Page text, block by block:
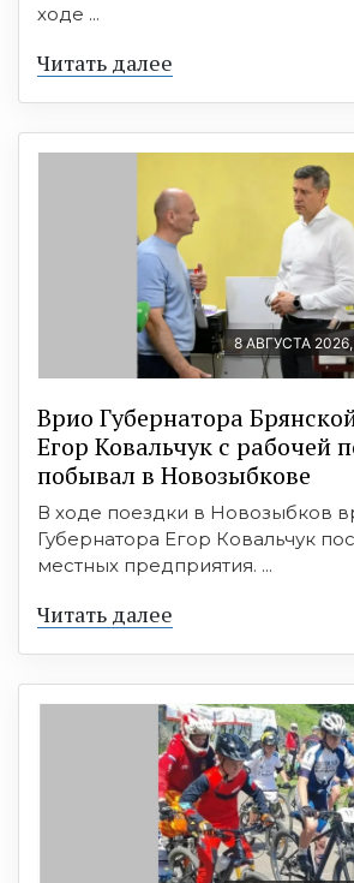
ходе ...
Читать далее
8 АВГУСТА
Врио Губернатора
Егор Ковальчук с рабочей
побывал в Новозыбкове
В ходе поездки в Новозыбков
Губернатора Егор Ковальчук
местных предприятия. ...
Читать далее